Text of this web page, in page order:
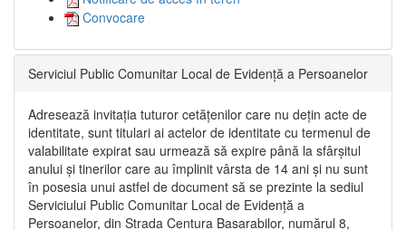
Convocare
Serviciul Public Comunitar Local de Evidență a Persoanelor
Adresează invitația tuturor cetățenilor care nu dețin acte de
identitate, sunt titulari ai actelor de identitate cu termenul de
valabilitate expirat sau urmează să expire până la sfârșitul
anului și tinerilor care au împlinit vârsta de 14 ani și nu sunt
în posesia unui astfel de document să se prezinte la sediul
Serviciului Public Comunitar Local de Evidență a
Persoanelor, din Strada Centura Basarabilor, numărul 8,